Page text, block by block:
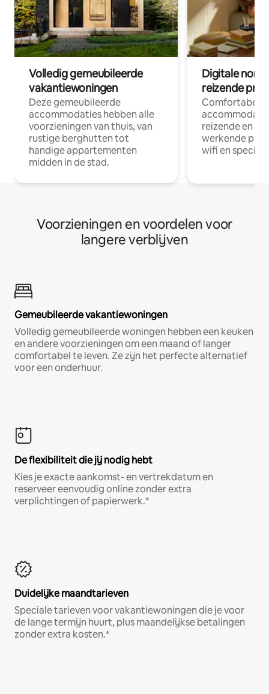
Volledig gemeubileerde
vakantiewoningen
Deze gemeubileerde
accommodaties hebben alle
voorzieningen van thuis, van
rustige berghutten tot
handige appartementen
midden in de stad.
Digitale
reizende
Comfortabele
reizende en
werkende
wifi en
Voorzieningen en voordelen voor
langere verblijven
Gemeubileerde vakantiewoningen
Volledig gemeubileerde woningen hebben een keuken
en andere voorzieningen om een maand of langer
comfortabel te leven. Ze zijn het perfecte alternatief
voor een onderhuur.
De flexibiliteit die jij nodig hebt
Kies je exacte aankomst- en vertrekdatum en
reserveer eenvoudig online zonder extra
verplichtingen of papierwerk.*
Duidelijke maandtarieven
Speciale tarieven voor vakantiewoningen die je voor
de lange termijn huurt, plus maandelijkse betalingen
zonder extra kosten.*